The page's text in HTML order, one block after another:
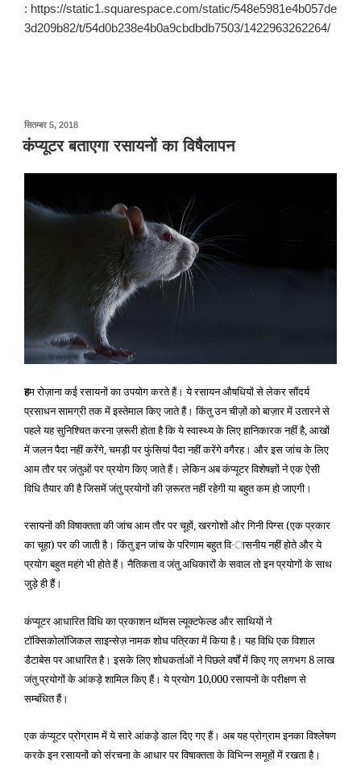
: https://static1.squarespace.com/static/548e5981e4b057de
3d209b82/t/54d0b238e4b0a9cbdbdb7503/1422963262264/
सितम्बर 5, 2018पर
प्रकाशित
किया
कंप्यूटर बताएगा रसायनों का विषैलापन
हम रोज़ाना कई रसायनों का उपयोग करते हैं। ये रसायन औषधियों से लेकर सौंदर्य
प्रसाधन सामग्री तक में इस्तेमाल किए जाते हैं। किंतु उन चीज़ों को बाज़ार में उतारने से
पहले यह सुनिश्चित करना ज़रूरी होता है कि ये स्वास्थ्य के लिए हानिकारक नहीं है, आखों
में जलन पैदा नहीं करेंगे ,चमड़ी पर फुंसियां पैदा नहीं करेंगे वगैरह। और इस जांच के लिए
आम तौर पर जंतुओं पर प्रयोग किए जाते हैं। लेकिन अब कंप्यूटर विशेषज्ञों ने एक ऐसी
विधि तैयार की है जिसमें जंतु प्रयोगों की ज़रूरत नहीं रहेगी या बहुत कम हो जाएगी।
रसायनों की विषाक्तता की जांच आम तौर पर चूहों,खरगोशों और गिनी पिग्स (एक प्रकार
का चूहा) पर की जाती है। किंतु इन जांच के परिणाम बहुत वि·ासनीय नहीं होते और ये
प्रयोग बहुत महंगे भी होते हैं। नैतिकता व जंतु अधिकारों के सवाल तो इन प्रयोगों के साथ
जुड़े ही हैं।
कंप्यूटर आधारित विधि का प्रकाशन थॉमस ल्यूक्टफेल्ड और साथियों ने
टॉक्सिकोलॉजिकल साइन्सेज़ नामक शोध पत्रिका में किया है। यह विधि एक विशाल
डैटाबेस पर आधारित है। इसके लिए शोधकर्ताओं ने पिछले वर्षों में किए गए लगभग 8 लाख
जंतु प्रयोगों के आंकड़े शामिल किए हैं। ये प्रयोग 10,000 रसायनों के परीक्षण से
सम्बंधित हैं।
एक कंप्यूटर प्रोग्राम में ये सारे आंकड़े डाल दिए गए हैं। अब यह प्रोग्राम इनका विश्लेषण
करके इन रसायनों को संरचना के आधार पर विषाक्तता के विभिन्न समूहों में रखता है।